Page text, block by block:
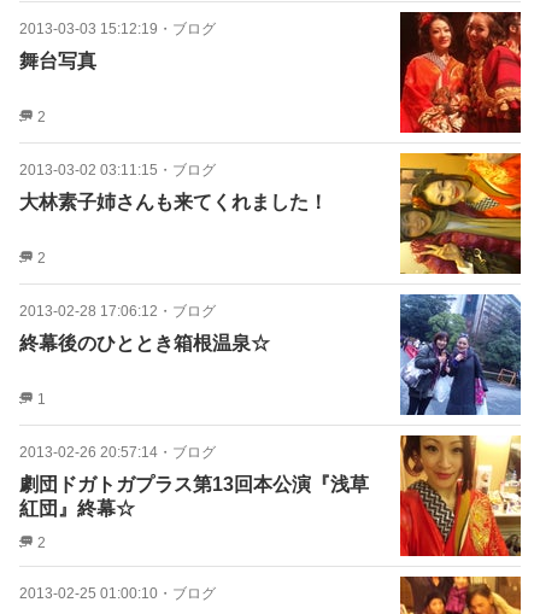
2013-03-03 15:12:19 ・ ブログ
舞台写真
2
2013-03-02 03:11:15 ・ ブログ
大林素子姉さんも来てくれました！
2
2013-02-28 17:06:12 ・ ブログ
終幕後のひととき箱根温泉☆
1
2013-02-26 20:57:14 ・ ブログ
劇団ドガトガプラス第13回本公演『浅草
紅団』終幕☆
2
2013-02-25 01:00:10 ・ ブログ